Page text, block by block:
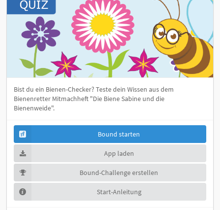
Bist du ein Bienen-Checker? Teste dein Wissen aus dem
Bienenretter Mitmachheft "Die Biene Sabine und die
Bienenweide".
Bound starten
App laden
Bound-Challenge erstellen
Start-Anleitung